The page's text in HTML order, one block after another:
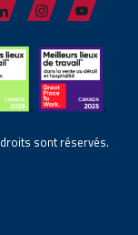
sont réservés.